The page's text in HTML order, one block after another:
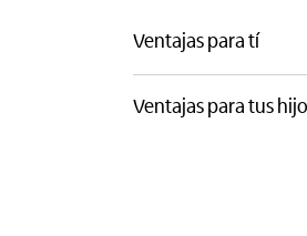
Ventajas para tí
Ventajas para tus